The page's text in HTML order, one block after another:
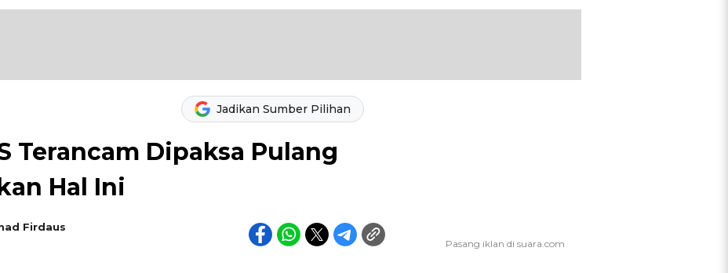
Jadikan Sumber Pilihan
Terancam Dipaksa Pulang
Hal Ini
Firdaus